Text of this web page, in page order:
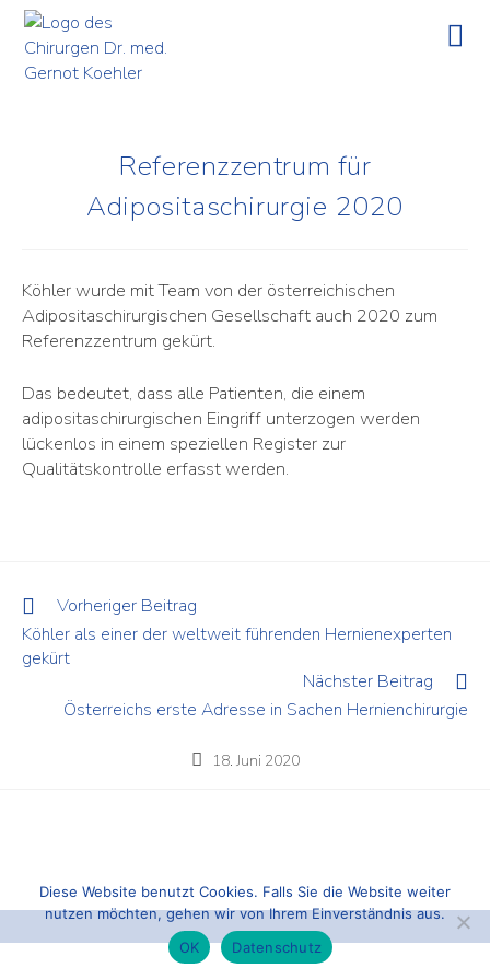
Referenzzentrum für
Adipositaschirurgie 2020
Köhler wurde mit Team von der österreichischen
Adipositaschirurgischen Gesellschaft auch 2020 zum
Referenzzentrum gekürt.
Das bedeutet, dass alle Patienten, die einem
adipositaschirurgischen Eingriff unterzogen werden
lückenlos in einem speziellen Register zur
Qualitätskontrolle erfasst werden.
Vorheriger Beitrag
Köhler als einer der weltweit führenden Hernienexperten
gekürt
Nächster Beitrag
Österreichs erste Adresse in Sachen Hernienchirurgie
18. Juni 2020
Diese Website benutzt Cookies. Falls Sie die Website weiter
nutzen möchten, gehen wir von Ihrem Einverständnis aus.
OK
Datenschutz